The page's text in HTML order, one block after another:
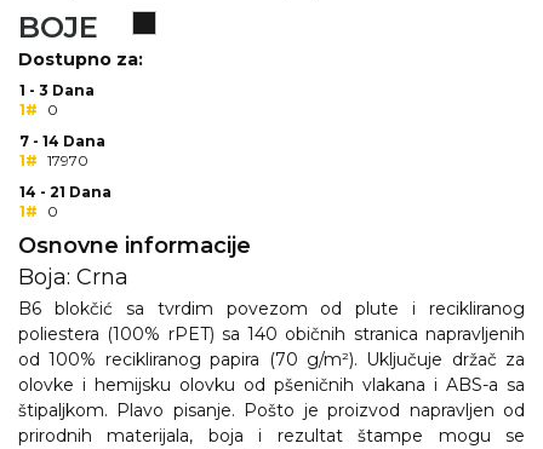
CRICKET UPALJAČI
ŠIBICA
HYGIENIC KOLEKCIJA
OKOVRATNE ID TRAKICE
PRIBOR ZA PISANJE
NARUKVICE ZA ŽURKE I
DOGAĐAJE
ID PLOČICA
BOJE
Dostupno za:
1 - 3 Dana
1#
0
7 - 14 Dana
1# 17970
14 - 21 Dana
1#
0
Osnovne informacije
Boja: Crna
B6 blokčić sa tvrdim povezom od plute i recikliranog
poliestera (100% rPET) sa 140 običnih stranica napravljenih
od 100% recikliranog papira (70 g/m²). Uključuje držač za
olovke i hemijsku olovku od pšeničnih vlakana i ABS-a sa
štipaljkom. Plavo pisanje. Pošto je proizvod napravljen od
prirodnih materijala, boja i rezultat štampe mogu se